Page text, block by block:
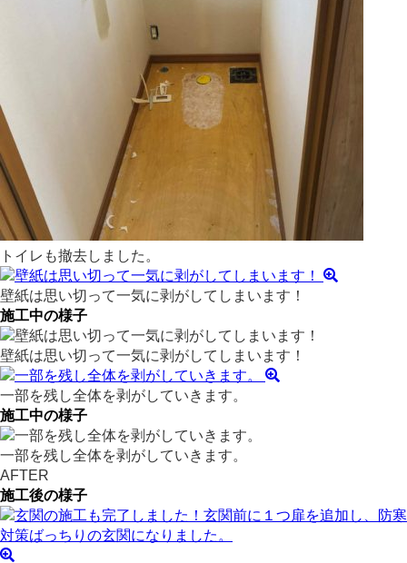
トイレも撤去しました。
壁紙は思い切って一気に剥がしてしまいます！
施工中の様子
壁紙は思い切って一気に剥がしてしまいます！
一部を残し全体を剥がしていきます。
施工中の様子
一部を残し全体を剥がしていきます。
AFTER
施工後の様子